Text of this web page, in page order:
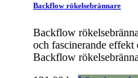
Backflow rökelsebrännare
Backflow
och fascinerande
Backflow